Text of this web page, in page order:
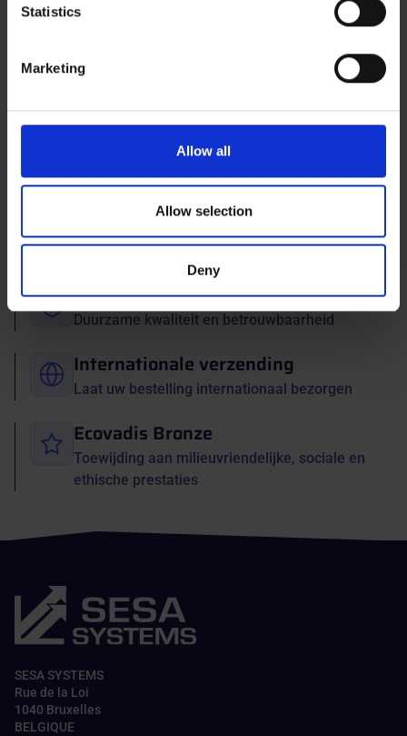
Identify your device by actively scanning it for
Find out more about how your personal data is processed
and set your preferences in the
We use cookies to personalise content and ads, to
provide social media features and to analyse our traffic.
our social media, advertising and analytics partners who
may combine it with other information that you’ve
of their services.
Statistics
Marketing
Allow all
Allow selection
Deny
Van 935,00 €
volledige tevredenheid
2 jaar garantie
Duurzame kwaliteit en betrouwbaarheid
Internationale verzending
Laat uw bestelling internationaal bezorgen
Ecovadis Bronze
Toewijding aan milieuvriendelijke, sociale en
ethische prestaties
SESA SYSTEMS
Rue de la Loi
1040 Bruxelles
BELGIQUE